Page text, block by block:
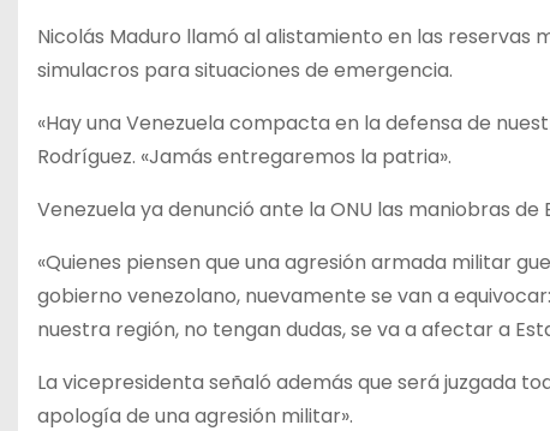
Nicolás Maduro llamó al alistamiento en las reservas
simulacros para situaciones de emergencia.
«Hay una Venezuela compacta en la defensa de
Rodríguez. «Jamás entregaremos la patria».
Venezuela ya denunció ante la ONU las maniobras de
«Quienes piensen que una agresión armada militar
gobierno venezolano, nuevamente se van a
nuestra región, no tengan dudas, se va a afectar a
La vicepresidenta señaló además que será juzgada
apología de una agresión militar».